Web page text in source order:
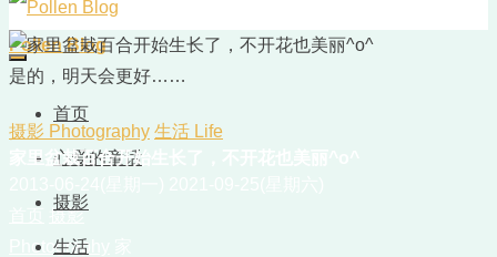
Pollen Blog
是的，明天会更好……
首页
心爱的童话
摄影
生活
摄影 Photography 生活 Life
家里盆栽百合开始生长了，不开花也美丽^o^
摄影
Photography